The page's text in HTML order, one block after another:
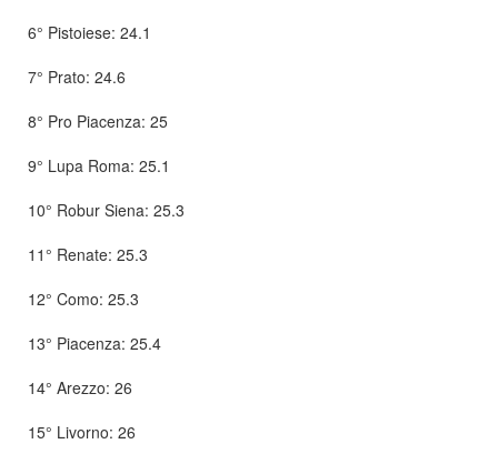
6° Pistoiese: 24.1
7° Prato: 24.6
8° Pro Piacenza: 25
9° Lupa Roma: 25.1
10° Robur Siena: 25.3
11° Renate: 25.3
12° Como: 25.3
13° Piacenza: 25.4
14° Arezzo: 26
15° Livorno: 26